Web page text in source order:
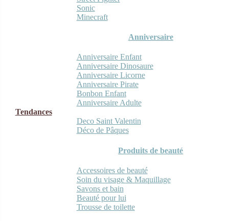
Sonic
Minecraft
Anniversaire
Anniversaire Enfant
Anniversaire Dinosaure
Anniversaire Licorne
Anniversaire Pirate
Bonbon Enfant
Anniversaire Adulte
Tendances
Deco Saint Valentin
Déco de Pâques
Produits de beauté
Accessoires de beauté
Soin du visage & Maquillage
Savons et bain
Beauté pour lui
Trousse de toilette